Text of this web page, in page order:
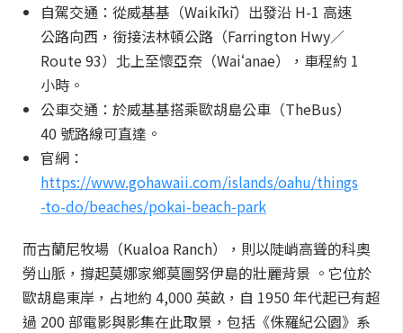
自駕交通：從威基基（Waikīkī）出發沿 H-1 高速
公路向西，銜接法林頓公路（Farrington Hwy／
Route 93）北上至懷亞奈（Waiʻanae），車程約 1
小時。
公車交通：於威基基搭乘歐胡島公車（TheBus）
40 號路線可直達。
官網：
https://www.gohawaii.com/islands/oahu/things
-to-do/beaches/pokai-beach-park
而古蘭尼牧場（Kualoa Ranch），則以陡峭高聳的科奧
勞山脈，撐起莫娜家鄉莫圖努伊島的壯麗背景 。它位於
歐胡島東岸，占地約 4,000 英畝，自 1950 年代起已有超
過 200 部電影與影集在此取景，包括《侏羅紀公園》系